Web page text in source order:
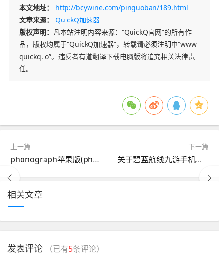
本文地址：
http://bcywine.com/pinguoban/189.html
文章来源：
QuickQ加速器
版权声明： 凡本站注明内容来源：“QuickQ官网”的所有作
品，版权均属于“QuickQ加速器”，转载请必须注明中“www.
quickq.io”。违反者有道翻译下载电脑版将追究相关法律责
任。
上一篇
phonograph苹果版(phonograph apk)
下一篇
关于碧蓝航线九游手机版的信息
相关文章
发表评论 （已有5条评论）